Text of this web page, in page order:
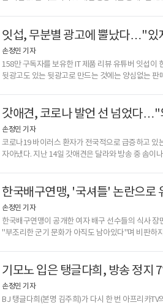
(이하 LoL) 대회인 감CK에 참가했다.5판 3선승제인
벤픽을 고르는 데도 오랜
잇섭, 무분별 광고에 뿔났다…"있
손정민 기자
158만 구독자를 보유한 IT 제품 리뷰 유튜버 잇섭이
뒷광고도 있는 뒷광고로 만드는 것에는 양심없는
표기를 따로 하지 않은 것이다. 하지만 일반인이 상
이름을 건 광고에 화가
갓애견, 코로나 발언 선 넘었다
손정민 기자
코로나19 바이러스 환자가 전국적으로 급증하고
자아냈다. 지난 14일 갓애견은 달라와 방송 중 솜이
했다.현재 강서구에 1000명이 넘는 확진자와 1500
소지가 될 수도 있는 상황.사
한국배구연맹, '국셔틀' 논란으로
손정민 기자
한국배구연맹이 공개한 여자 배구 선수들의 식사
"부조리한 군기 문화가 아직도 남아있다"며 비판하
보기 안 좋다' 등의 부정적인 반응을 보였다. 문제가
기모노 입은 탱글다희, 방송 정지
손정민 기자
BJ 탱글다희(본명 김주희)가 다시 한 번 아프리카